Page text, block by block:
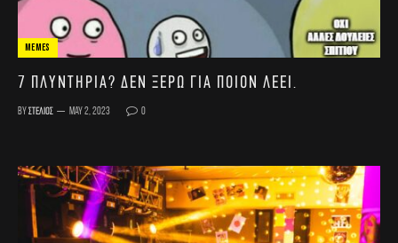
MEMES
7 πλυντήρια? Δεν ξέρω για ποιον λέει.
ByΣτέλιος May 2, 2023 0